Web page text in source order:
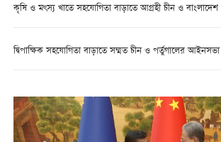
কৃষি ও মৎস্য খাতে সহযোগিতা বাড়াতে আগ্রহী চীন ও বাংলাদেশ
দ্বিপাক্ষিক সহযোগিতা বাড়াতে সম্মত চীন ও পর্তুগালের আইনসভা